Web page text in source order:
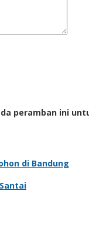
peramban ini
di Bandung